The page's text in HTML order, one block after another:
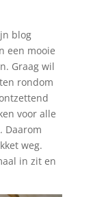
blog
een mooie
Graag wil
rondom
voor alle
Daarom
weg.
in zit en